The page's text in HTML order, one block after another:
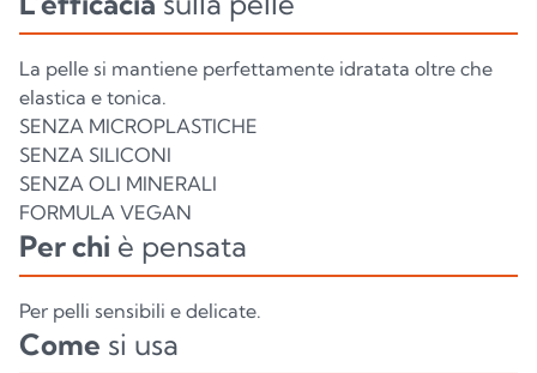
La pelle si mantiene perfettamente idratata oltre che
elastica e tonica.
SENZA MICROPLASTICHE
SENZA SILICONI
SENZA OLI MINERALI
FORMULA VEGAN
Per chi è pensata
Per pelli sensibili e delicate.
Come si usa